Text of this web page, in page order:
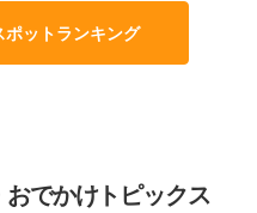
ットランキング
でかけトピックス